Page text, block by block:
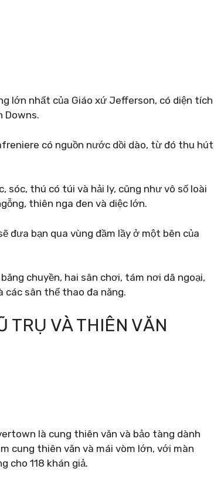
lớn nhất của Giáo xứ Jefferson, có diện tích
Downs.
có nguồn nước dồi dào, từ đó thu hút
sóc, thú có túi và hải ly, cũng như vô số loài
thiên nga đen và diệc lớn.
đưa bạn qua vùng đầm lầy ở một bên của
chuyền, hai sân chơi, tám nơi dã ngoại,
các sân thể thao đa năng.
TRỤ VÀ THIÊN VĂN
là cung thiên văn và bảo tàng dành
cung thiên văn và mái vòm lớn, với màn
cho 118 khán giả.